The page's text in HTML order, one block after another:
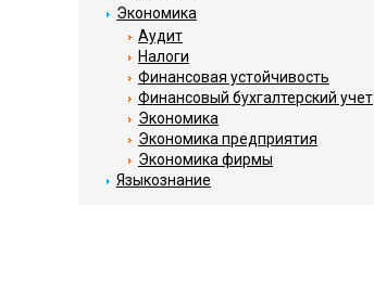
Экономика
Аудит
Налоги
Финансовая устойчивость
Финансовый бухгалтерский учет
Экономика
Экономика предприятия
Экономика фирмы
Языкознание